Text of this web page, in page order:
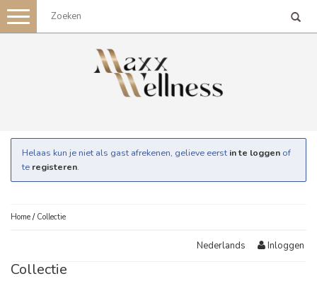
Toggle
navigation
Helaas kun je niet als gast afrekenen, gelieve eerst in te loggen of
te registeren.
Home / Collectie
Nederlands Inloggen
Collectie